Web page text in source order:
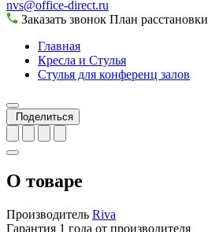
nvs@office-direct.ru
Заказать звонок План расстановки
Главная
Кресла и Стулья
Стулья для конференц залов
Поделиться
О товаре
Производитель Riva
Гарантия 1 года от производителя